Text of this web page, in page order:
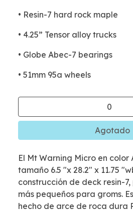
• Resin-7 hard rock maple
• 4.25” Tensor alloy trucks
• Globe Abec-7 bearings
• 51mm 95a wheels
Agotado
El Mt Warning Micro en color
tamaño 6.5 "x 28.2" x 11.75
construcción de deck resin-
más pequeños para groms.
hecho de arce de roca dura